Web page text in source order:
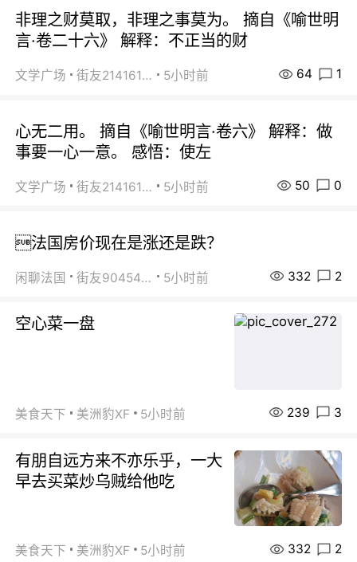
非理之财莫取，非理之事莫为。 摘自《喻世明
言·卷二十六》 解释：不正当的财
文学广场 街友21416156 5小时前 64 1
心无二用。 摘自《喻世明言·卷六》 解释：做
事要一心一意。 感悟：使左
文学广场 街友21416156 5小时前 50 0
法国房价现在是涨还是跌？
闲聊法国 街友90454511 5小时前 332 2
空心菜一盘
美食天下 美洲豹XF 5小时前 239 3
有朋自远方来不亦乐乎，一大
早去买菜炒乌贼给他吃
美食天下 美洲豹XF 5小时前 332 2